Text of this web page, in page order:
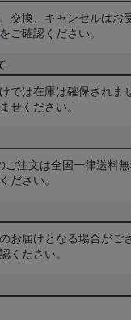
交換、キャンセルはお
をご確認ください。
では在庫は確保されま
せください。
ご注文は全国一律送料
ださい。
お届けとなる場合がご
ください。